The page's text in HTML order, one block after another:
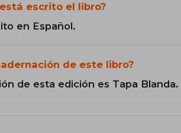
escrito el libro?
en Español.
de este libro?
de esta edición es Tapa Blanda.